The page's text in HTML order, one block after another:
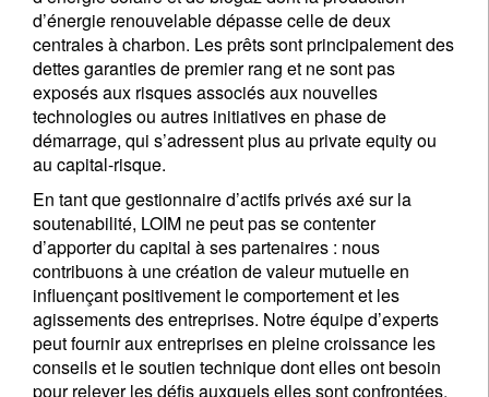
d’énergie renouvelable dépasse celle de deux
centrales à charbon. Les prêts sont principalement des
dettes garanties de premier rang et ne sont pas
exposés aux risques associés aux nouvelles
technologies ou autres initiatives en phase de
démarrage, qui s’adressent plus au private equity ou
au capital-risque.
En tant que gestionnaire d’actifs privés axé sur la
soutenabilité, LOIM ne peut pas se contenter
d’apporter du capital à ses partenaires : nous
contribuons à une création de valeur mutuelle en
influençant positivement le comportement et les
agissements des entreprises. Notre équipe d’experts
peut fournir aux entreprises en pleine croissance les
conseils et le soutien technique dont elles ont besoin
pour relever les défis auxquels elles sont confrontées,